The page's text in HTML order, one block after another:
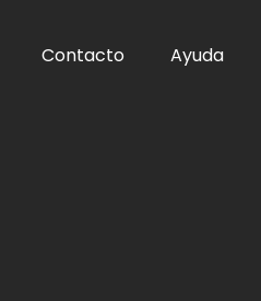
Contacto Ayuda